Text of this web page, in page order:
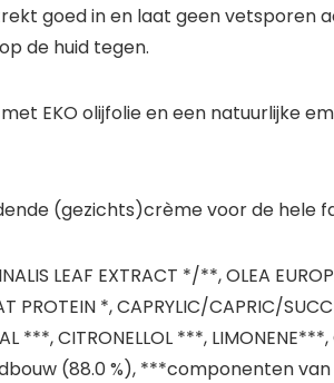
goed in en laat geen vetsporen
de huid tegen.
EKO olijfolie en een natuurlijke
(gezichts)crème voor de hele
LEAF EXTRACT */**, OLEA
PROTEIN *, CAPRYLIC/CAPRIC/
***, CITRONELLOL ***,
(88.0 %), ***componenten